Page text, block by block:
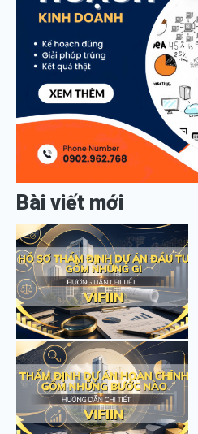
Bài viết mới